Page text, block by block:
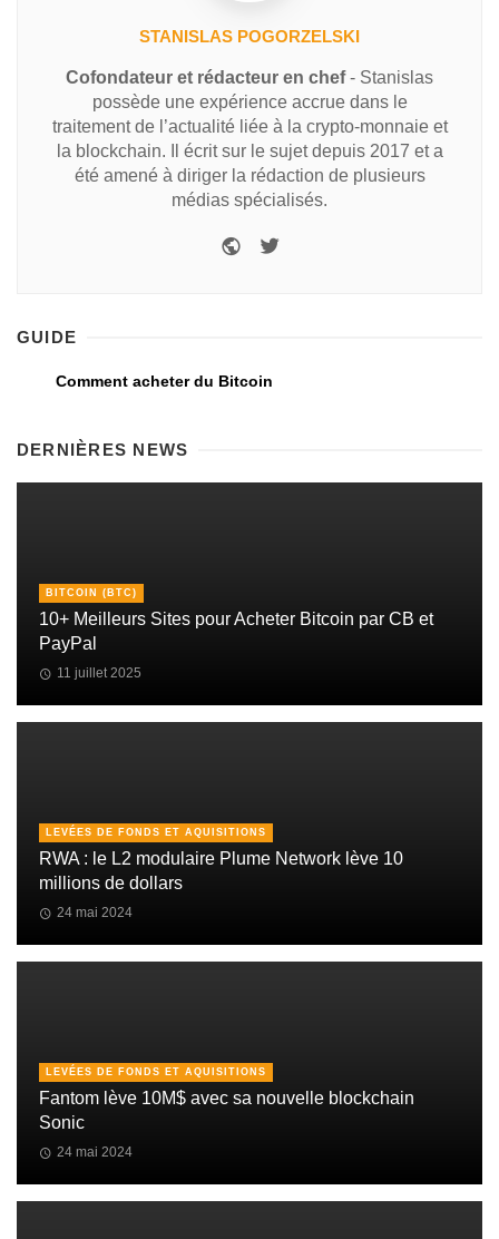
STANISLAS POGORZELSKI
Cofondateur et rédacteur en chef- Stanislas
possède une expérience accrue dans le
traitement de l’actualité liée à la crypto-monnaie et
la blockchain. Il écrit sur le sujet depuis 2017 et a
été amené à diriger la rédaction de plusieurs
médias spécialisés.
GUIDE
Comment acheter du Bitcoin
DERNIÈRES NEWS
BITCOIN (BTC)
10+ Meilleurs Sites pour Acheter Bitcoin par CB et
PayPal
11 juillet 2025
LEVÉES DE FONDS ET AQUISITIONS
RWA : le L2 modulaire Plume Network lève 10
millions de dollars
24 mai 2024
LEVÉES DE FONDS ET AQUISITIONS
Fantom lève 10M$ avec sa nouvelle blockchain
Sonic
24 mai 2024